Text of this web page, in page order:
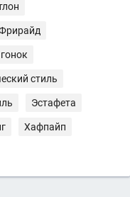
стиль
Эстафета
Хафпайп